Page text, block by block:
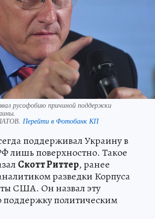
русофобию причиной поддержки
Перейти в Фотобанк КП
поддерживал Украину в
лишь поверхностно. Такое
Скотт Риттер, ранее
разведки Корпуса
США. Он назвал эту
политическим